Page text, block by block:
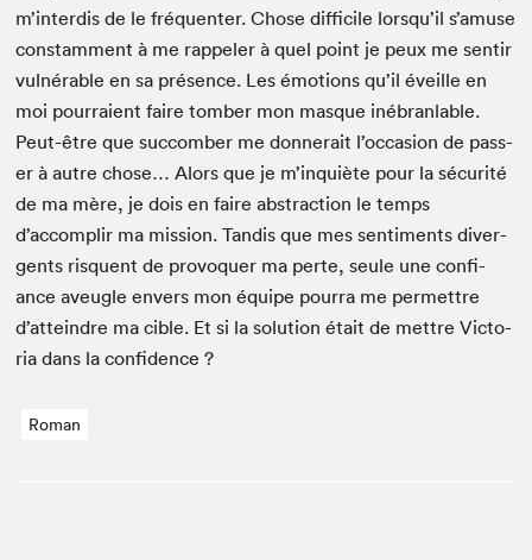
m’interdis de le fréquenter. Chose dif­fi­cile lorsqu’il s’amuse
con­stam­ment à me rap­pel­er à quel point je peux me sen­tir
vul­nérable en sa présence. Les émo­tions qu’il éveille en
moi pour­raient faire tomber mon masque inébran­lable.
Peut-être que suc­comber me don­nerait l’occasion de pass­
er à autre chose… Alors que je m’inquiète pour la sécu­rité
de ma mère, je dois en faire abstrac­tion le temps
d’accomplir ma mis­sion. Tan­dis que mes sen­ti­ments diver­
gents risquent de provo­quer ma perte, seule une con­fi­
ance aveu­gle envers mon équipe pour­ra me per­me­t­tre
d’atteindre ma cible. Et si la solu­tion était de met­tre Vic­to­
ria dans la confidence ?
Roman